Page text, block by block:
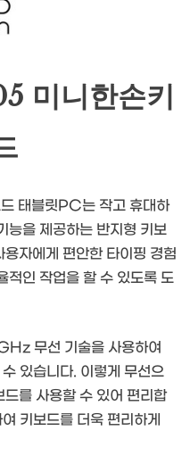
미니한손키
태블릿PC는 작고 휴대하
능을 제공하는 반지형 키보
자에게 편안한 타이핑 경험
적인 작업을 할 수 있도록 도
무선 기술을 사용하여
있습니다. 이렇게 무선으
를 사용할 수 있어 편리합
키보드를 더욱 편리하게